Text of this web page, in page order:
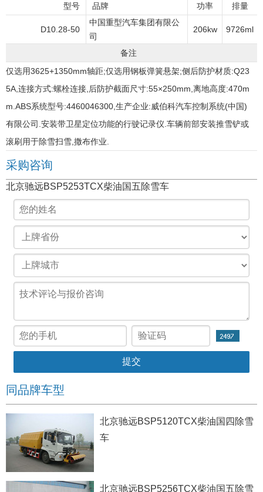
型号
品牌 功率 排量
D10.28-50
中国重型汽车集团有限公
司
206kw 9726ml
备注
仅选用3625+1350mm轴距;仅选用钢板弹簧悬架;侧后防护材质:Q23
5A,连接方式:螺栓连接,后防护截面尺寸:55×250mm,离地高度:470m
m.ABS系统型号:4460046300,生产企业:威伯科汽车控制系统(中国)
有限公司.安装带卫星定位功能的行驶记录仪.车辆前部安装推雪铲或
滚刷用于除雪扫雪,撒布作业.
采购咨询
北京驰远BSP5253TCX柴油国五除雪车
同品牌车型
北京驰远BSP5120TCX柴油国四除雪
车
北京驰远BSP5256TCX柴油国五除雪